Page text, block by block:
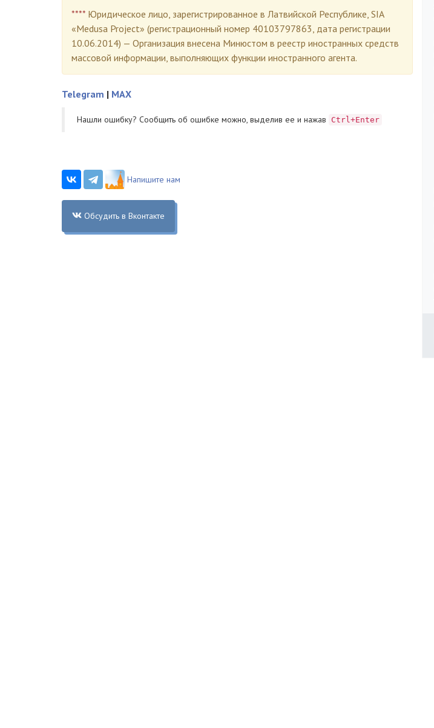
**** Юридическое лицо, зарегистрированное в Латвийской Республике, SIA
«Medusa Project» (регистрационный номер 40103797863, дата регистрации
10.06.2014) — Организация внесена Минюстом в реестр иностранных средств
массовой информации, выполняющих функции иностранного агента.
Telegram | MAX
Нашли ошибку? Cообщить об ошибке можно, выделив ее и нажав Ctrl+Enter
Напишите нам
Обсудить в Вконтакте